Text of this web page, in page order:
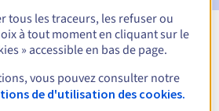
les extensions
sur le .dzierzoniow.pl
tous les traceurs, les refuser ou
à tout moment en cliquant sur le
» accessible en bas de page.
vous pouvez consulter notre
de d'utilisation des cookies.